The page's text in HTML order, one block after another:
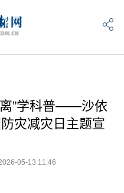
离”学科普——沙依
灾减灾日主题宣
05-13 11:46